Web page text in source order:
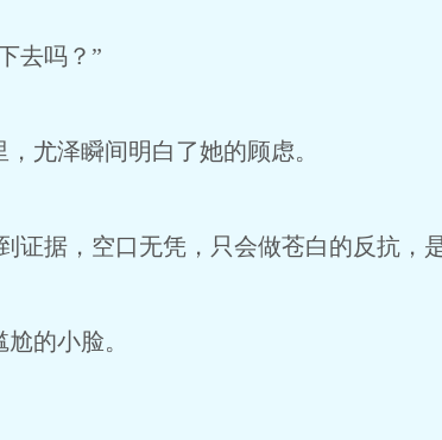
去吗？”
尤泽瞬间明白了她的顾虑。
证据，空口无凭，只会做苍白的反抗，
的小脸。